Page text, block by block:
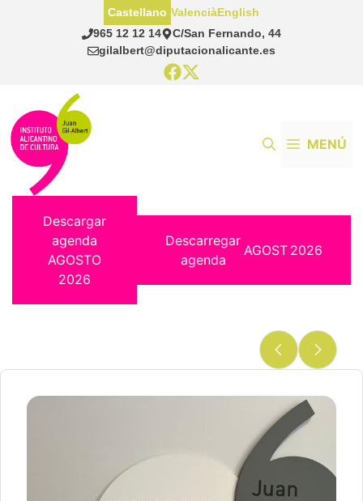
965 12 12 14
C/San Fernando, 44
gilalbert@diputacionalicante.es
Castellano ValenciàEnglish
MENÚ
Descargar
agenda
AGOSTO
2026
Descarregar
agenda
AGOST 2026